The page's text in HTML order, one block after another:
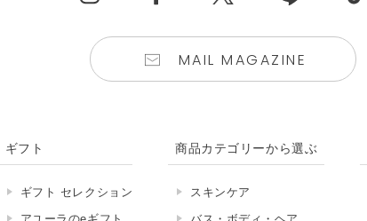
MAIL MAGAZINE
ギフト
ギフト セレクション
商品カテゴリーから選ぶ
スキンケア